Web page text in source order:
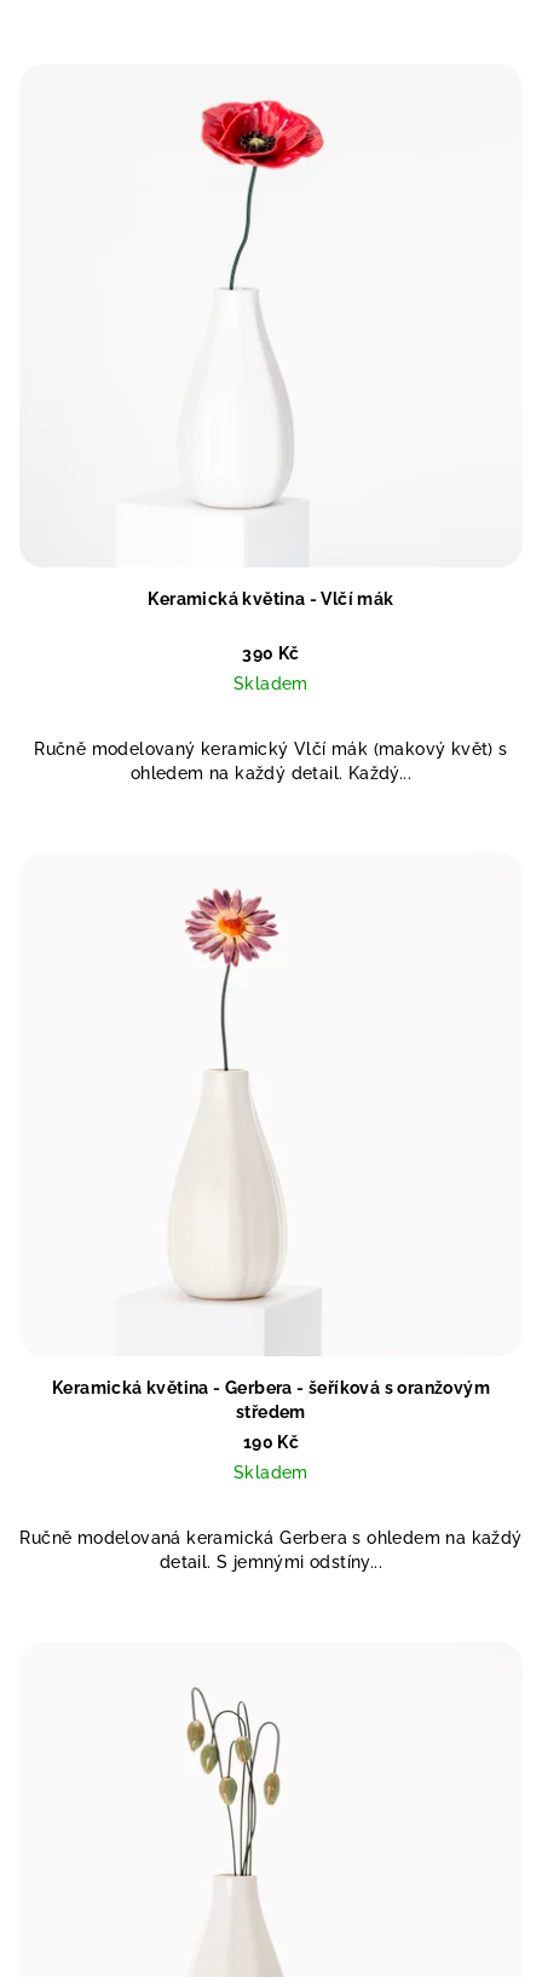
Keramická květina - Vlčí mák
390 Kč
Skladem
Ručně modelovaný keramický Vlčí mák (makový květ) s
ohledem na každý detail. Každý...
Keramická květina - Gerbera - šeříková s oranžovým
středem
190 Kč
Skladem
Ručně modelovaná keramická Gerbera s ohledem na každý
detail. S jemnými odstíny...